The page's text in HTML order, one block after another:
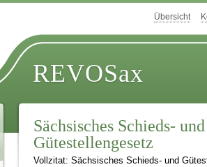
Übersicht
REVOSax
Sächsisches Schieds- und
Gütestellengesetz
Vollzitat: Sächsisches Schieds- und